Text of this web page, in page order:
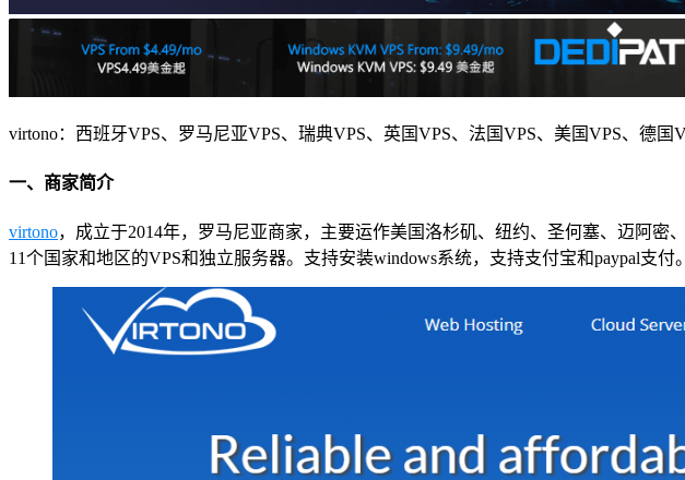
virtono：西班牙VPS、罗马尼亚VPS、瑞典VPS、英国VPS、法国VPS、美国VPS、德国
一、商家简介
virtono，成立于2014年，罗马尼亚商家，主要运作美国洛杉矶、纽约、圣何塞、迈阿
11个国家和地区的VPS和独立服务器。支持安装windows系统，支持支付宝和paypal支付。